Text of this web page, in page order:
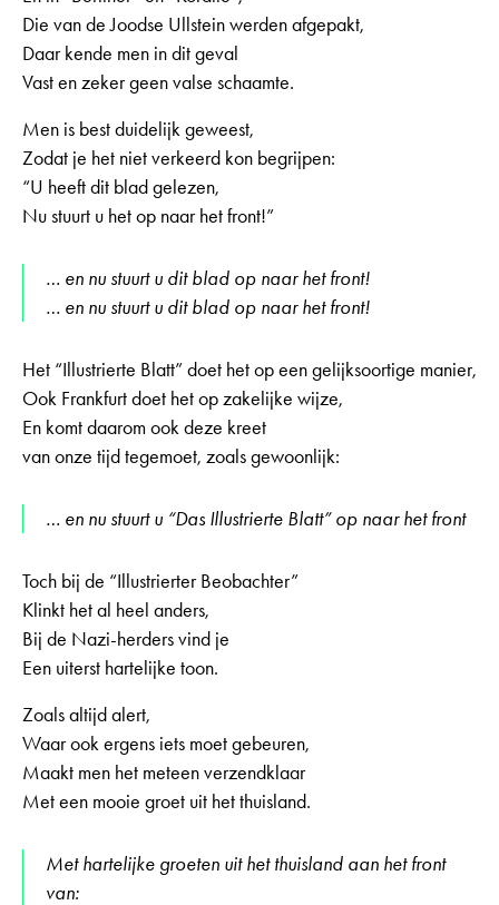
Die van de Joodse Ullstein werden afgepakt,
Daar kende men in dit geval
Vast en zeker geen valse schaamte.
Men is best duidelijk geweest,
Zodat je het niet verkeerd kon begrijpen:
“U heeft dit blad gelezen,
Nu stuurt u het op naar het front!”
… en nu stuurt u dit blad op naar het front!
… en nu stuurt u dit blad op naar het front!
Het “Illustrierte Blatt” doet het op een gelijksoortige manier,
Ook Frankfurt doet het op zakelijke wijze,
En komt daarom ook deze kreet
van onze tijd tegemoet, zoals gewoonlijk:
… en nu stuurt u “Das Illustrierte Blatt” op naar het front
Toch bij de “Illustrierter Beobachter”
Klinkt het al heel anders,
Bij de Nazi-herders vind je
Een uiterst hartelijke toon.
Zoals altijd alert,
Waar ook ergens iets moet gebeuren,
Maakt men het meteen verzendklaar
Met een mooie groet uit het thuisland.
Met hartelijke groeten uit het thuisland aan het front
van: